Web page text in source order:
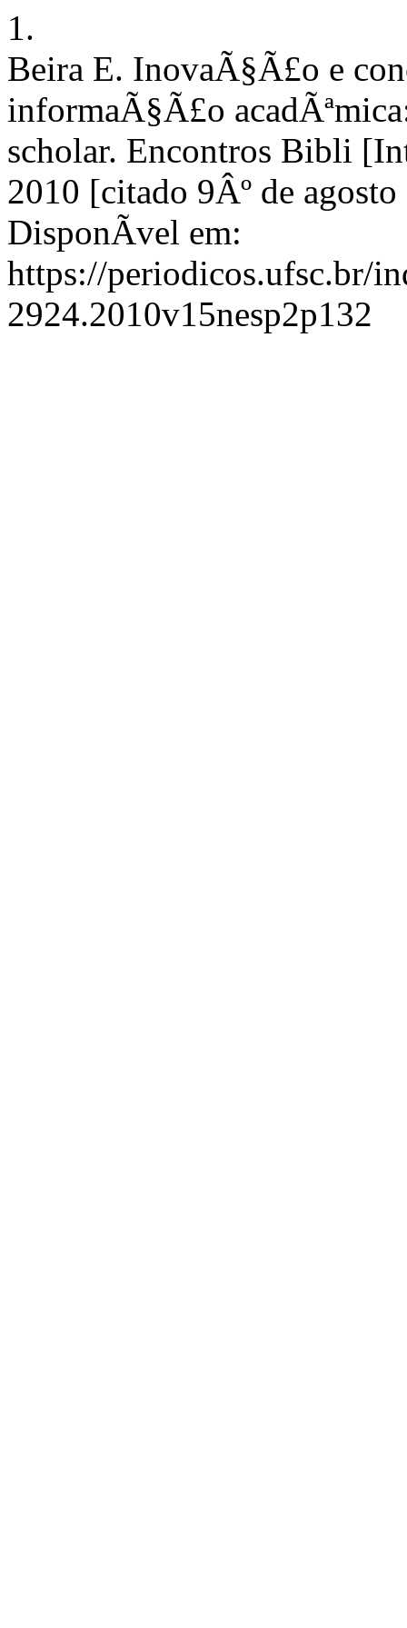
1.
Beira E. InovaÃ§Ã£o e
informaÃ§Ã£o
scholar. Encontros Bibli
2010 [citado 9Âº de
DisponÃ­vel em:
https://periodicos.ufsc.br/
2924.2010v15nesp2p132